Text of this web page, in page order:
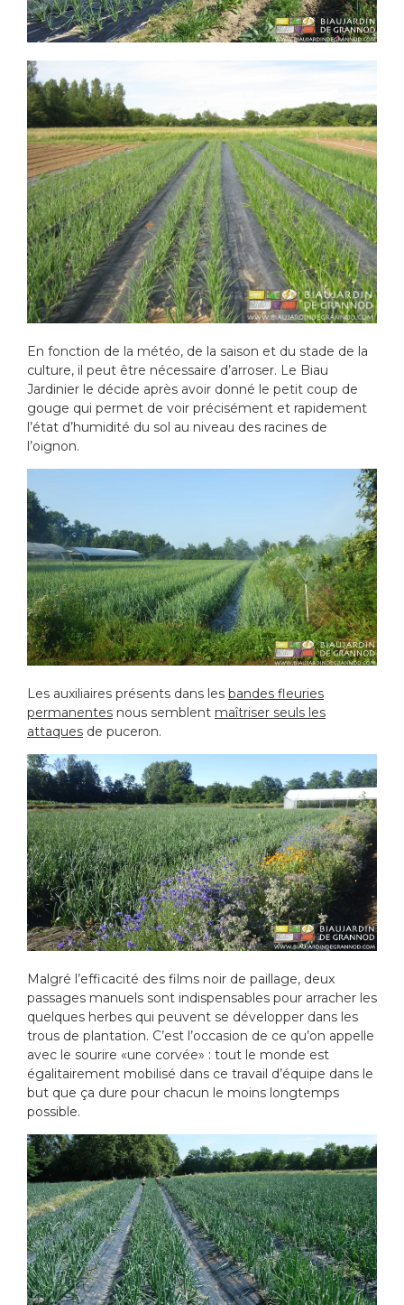
En fonction de la météo, de la saison et du stade de la
culture, il peut être nécessaire d’arroser. Le Biau
Jardinier le décide après avoir donné le petit coup de
gouge qui permet de voir précisément et rapidement
l’état d’humidité du sol au niveau des racines de
l’oignon.
Les auxiliaires présents dans les bandes fleuries
permanentes nous semblent maîtriser seuls les
attaques de puceron.
Malgré l’efficacité des films noir de paillage, deux
passages manuels sont indispensables pour arracher les
quelques herbes qui peuvent se développer dans les
trous de plantation. C’est l’occasion de ce qu’on appelle
avec le sourire «une corvée» : tout le monde est
égalitairement mobilisé dans ce travail d’équipe dans le
but que ça dure pour chacun le moins longtemps
possible.